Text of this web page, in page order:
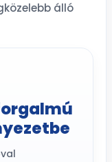
álló